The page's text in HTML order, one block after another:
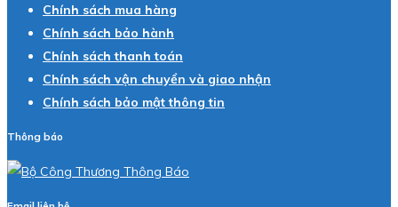
Chính sách mua hàng
Chính sách bảo hành
Chính sách thanh toán
Chính sách vận chuyển và giao nhận
Chính sách bảo mật thông tin
Thông báo